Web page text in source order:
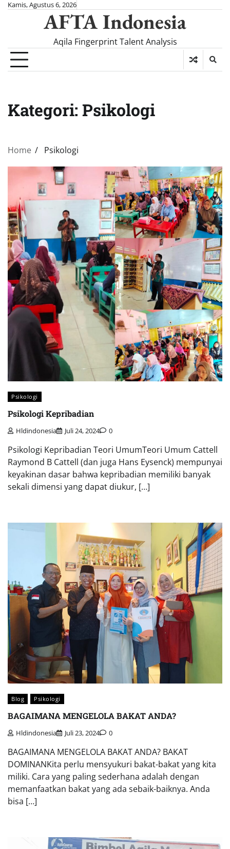
SkipKamis, Agustus 6, 2026
AFTA Indonesia
Aqila Fingerprint Talent Analysis
Kategori: Psikologi
Home Psikologi
Psikologi
Psikologi Kepribadian
Hldindonesia Juli 24, 2024 0
Psikologi Kepribadian Teori UmumTeori Umum Cattell
Raymond B Cattell (dan juga Hans Eysenck) mempunyai
keyakinan dasar bahwa kepribadian memiliki banyak
sekali dimensi yang dapat diukur, […]
Blog Psikologi
BAGAIMANA MENGELOLA BAKAT ANDA?
Hldindonesia Juli 23, 2024 0
BAGAIMANA MENGELOLA BAKAT ANDA? BAKAT
DOMINANKita perlu mensyukuri bakat-bakat yang kita
miliki. Cara yang paling sederhana adalah dengan
memanfaatkan bakat yang ada sebaik-baiknya. Anda
bisa […]